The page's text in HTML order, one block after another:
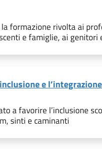
formazione rivolta ai
e famiglie, ai genitori
e
a favorire l’inclusione
sinti e caminanti